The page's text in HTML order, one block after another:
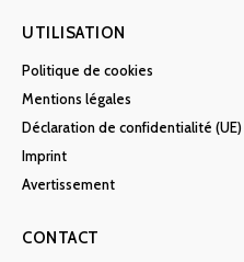
UTILISATION
Politique de cookies
Mentions légales
Déclaration de confidentialité (UE)
Imprint
Avertissement
CONTACT